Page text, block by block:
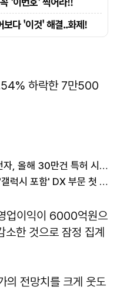
하락한 7만500
"AI 시대 특허가 경쟁력"…삼성전자, 올해 30만건 특허 시대 연다
삼성전자, 역대급 실적의 그늘…'갤럭시 포함' DX 부문 첫 적자
업이익이 6000억원으
한 것으로 잠정 집계
의 전망치를 크게 웃도